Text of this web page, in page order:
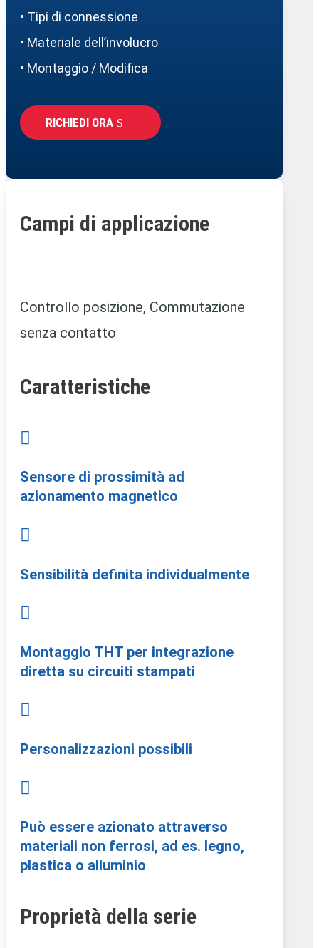
• Tipi di connessione
• Materiale dell’involucro
• Montaggio / Modifica
RICHIEDI ORA
Campi di applicazione
Controllo posizione, Commutazione
senza contatto
Caratteristiche

Sensore di prossimità ad
azionamento magnetico

Sensibilità definita individualmente

Montaggio THT per integrazione
diretta su circuiti stampati

Personalizzazioni possibili

Può essere azionato attraverso
materiali non ferrosi, ad es. legno,
plastica o alluminio
Proprietà della serie